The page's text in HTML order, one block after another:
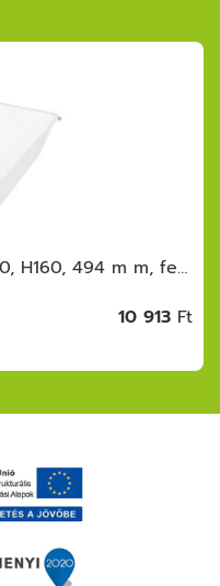
Riex VB66 hálós kosár, W400, H160, 494 m m, fehér
10 913 Ft